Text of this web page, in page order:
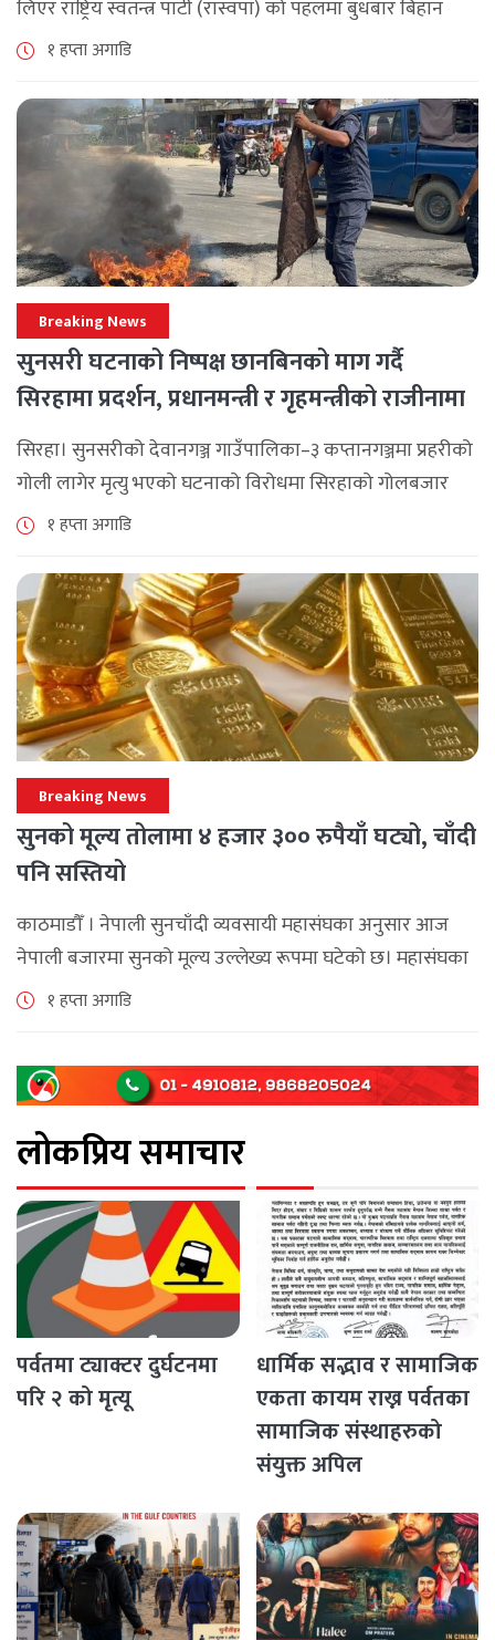
लिएर राष्ट्रिय स्वतन्त्र पार्टी (रास्वपा) को पहलमा बुधबार बिहान
सिंहदरबारमा सर्वदलीय बैठक जारी छ। रास्वपाका सभापति रवि
१ हप्ता अगाडि
Breaking News
सुनसरी घटनाको निष्पक्ष छानबिनको माग गर्दै
सिरहामा प्रदर्शन, प्रधानमन्त्री र गृहमन्त्रीको राजीनामा
माग
सिरहा। सुनसरीको देवानगञ्ज गाउँपालिका–३ कप्तानगञ्जमा प्रहरीको
गोली लागेर मृत्यु भएको घटनाको विरोधमा सिरहाको गोलबजार
नगरपालिका–८ पुरानो चोक चोहर्वामा स्थानीयले प्रदर्शन गरेका
पश्चिम राजमार्ग अवरुद्ध [...]
१ हप्ता अगाडि
Breaking News
सुनको मूल्य तोलामा ४ हजार ३०० रुपैयाँ घट्यो, चाँदी
पनि सस्तियो
काठमाडौँ । नेपाली सुनचाँदी व्यवसायी महासंघका अनुसार आज
नेपाली बजारमा सुनको मूल्य उल्लेख्य रूपमा घटेको छ। महासंघका
अनुसार छापावाल सुनको मूल्य आज प्रतितोला दुई लाख ८४ हजार
१ हप्ता अगाडि
लोकप्रिय समाचार
पर्वतमा ट्याक्टर दुर्घटनमा
परि २ को मृत्यू
धार्मिक सद्भाव र सामाजिक
एकता कायम राख्न पर्वतका
सामाजिक संस्थाहरुको
संयुक्त अपिल